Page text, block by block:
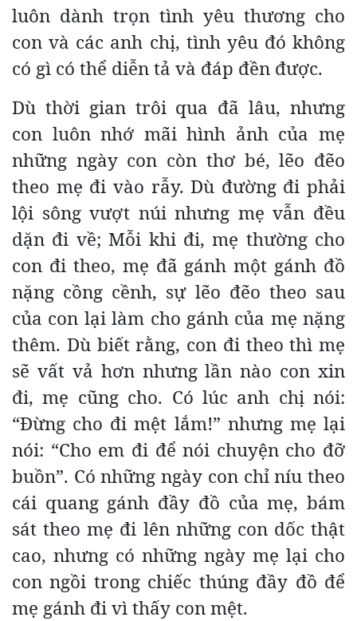
luôn dành trọn tình yêu thương cho
con và các anh chị, tình yêu đó không
có gì có thể diễn tả và đáp đền được.
Dù thời gian trôi qua đã lâu, nhưng
con luôn nhớ mãi hình ảnh của mẹ
những ngày con còn thơ bé, lẽo đẽo
theo mẹ đi vào rẫy. Dù đường đi phải
lội sông vượt núi nhưng mẹ vẫn đều
dặn đi về; Mỗi khi đi, mẹ thường cho
con đi theo, mẹ đã gánh một gánh đồ
nặng cồng cềnh, sự lẽo đẽo theo sau
của con lại làm cho gánh của mẹ nặng
thêm. Dù biết rằng, con đi theo thì mẹ
sẽ vất vả hơn nhưng lần nào con xin
đi, mẹ cũng cho. Có lúc anh chị nói:
“Đừng cho đi mệt lắm!” nhưng mẹ lại
nói: “Cho em đi để nói chuyện cho đỡ
buồn”. Có những ngày con chỉ níu theo
cái quang gánh đầy đồ của mẹ, bám
sát theo mẹ đi lên những con dốc thật
cao, nhưng có những ngày mẹ lại cho
con ngồi trong chiếc thúng đầy đồ để
mẹ gánh đi vì thấy con mệt.